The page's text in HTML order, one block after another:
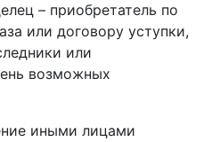
– приобретатель по
или договору уступки,
или
возможных
иными лицами